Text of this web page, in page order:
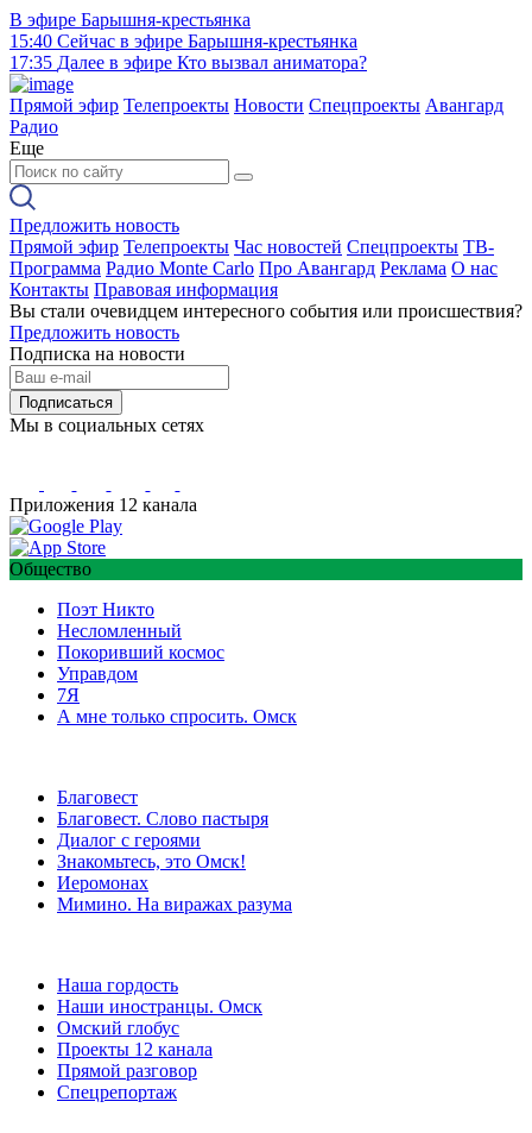
В эфире Барышня-крестьянка
15:40 Сейчас в эфире Барышня-крестьянка
17:35 Далее в эфире Кто вызвал аниматора?
Прямой эфир Телепроекты Новости Спецпроекты Авангард
Радио
Еще
Предложить новость
Прямой эфир Телепроекты Час новостей Спецпроекты ТВ-
Программа Радио Monte Carlo Про Авангард Реклама О нас
Контакты Правовая информация
Вы стали очевидцем интересного события или происшествия?
Предложить новость
Подписка на новости
Подписаться
Мы в социальных сетях
Приложения 12 канала
Общество
Поэт Никто
Несломленный
Покоривший космос
Управдом
7Я
А мне только спросить. Омск
Благовест
Благовест. Слово пастыря
Диалог с героями
Знакомьтесь, это Омск!
Иеромонах
Мимино. На виражах разума
Наша гордость
Наши иностранцы. Омск
Омский глобус
Проекты 12 канала
Прямой разговор
Спецрепортаж